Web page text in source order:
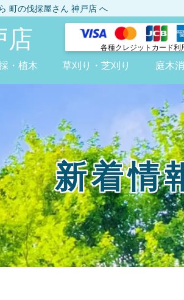
町の伐採屋さん 神戸店 へ
店 各種クレジット カード利
・植木 草刈り・芝刈り 庭木
新着情